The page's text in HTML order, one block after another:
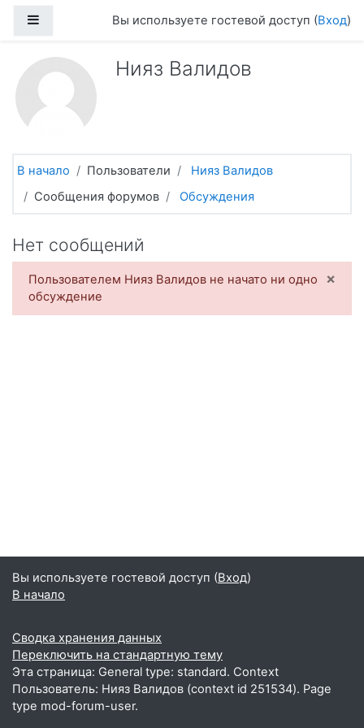
Боковая панельВы используете гостевой доступ (Вход)
Нияз Валидов
В начало Пользователи
Нияз Валидов
Сообщения форумов
Обсуждения
Нет сообщений
×
Пользователем Нияз Валидов не начато ни одно
обсуждение
Вы используете гостевой доступ (Вход)
В начало
Сводка хранения данных
Переключить на стандартную тему
Эта страница: General type: standard. Context
Пользователь: Нияз Валидов (context id 251534). Page
type mod-forum-user.